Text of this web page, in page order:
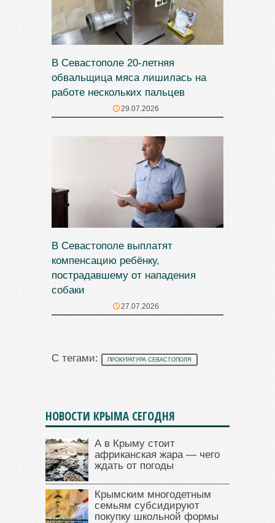
В Севастополе 20-летняя
обвальщица мяса лишилась на
работе нескольких пальцев
29.07.2026
В Севастополе выплатят
компенсацию ребёнку,
пострадавшему от нападения
собаки
27.07.2026
С тегами: ПРОКУРАТУРА СЕВАСТОПОЛЯ
НОВОСТИ КРЫМА СЕГОДНЯ
А в Крыму стоит
африканская жара — чего
ждать от погоды
Крымским многодетным
семьям субсидируют
покупку школьной формы